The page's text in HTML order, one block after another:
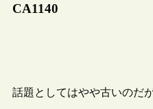
CA1140
話題としてはやや古いのだ